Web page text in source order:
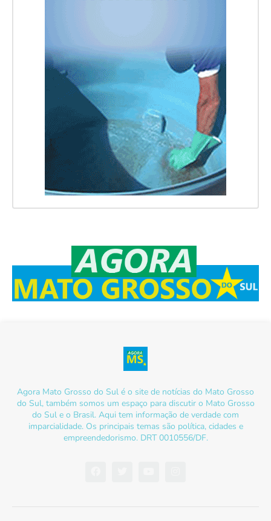
Agora Mato Grosso do Sul é o site de notícias do Mato Grosso
do Sul, também somos um espaço para discutir o Mato Grosso
do Sul e o Brasil. Aqui tem informação de verdade com
imparcialidade. Os principais temas são política, cidades e
empreendedorismo. DRT 0010556/DF.